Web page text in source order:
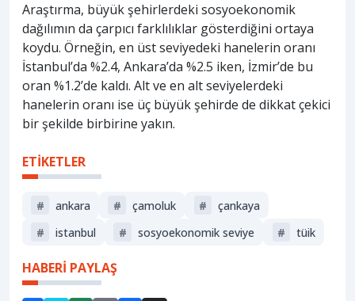
Araştırma, büyük şehirlerdeki sosyoekonomik
dağılımın da çarpıcı farklılıklar gösterdiğini ortaya
koydu. Örneğin, en üst seviyedeki hanelerin oranı
İstanbul’da %2.4, Ankara’da %2.5 iken, İzmir’de bu
oran %1.2’de kaldı. Alt ve en alt seviyelerdeki
hanelerin oranı ise üç büyük şehirde de dikkat çekici
bir şekilde birbirine yakın.
ETİKETLER
# ankara # çamoluk #
çankaya
#
i̇stanbul # sosyoekonomik seviye # tüi̇k
HABERİ PAYLAŞ